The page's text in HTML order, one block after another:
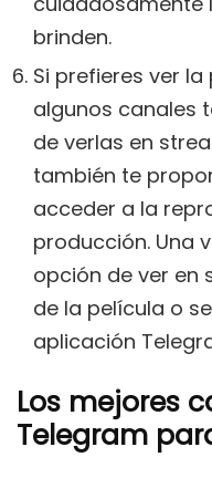
brinden.
Si prefieres ver
algunos canales
de verlas en
también te
acceder a la
producción. Una
opción de ver en
de la película o
aplicación
Los mejores
Telegram